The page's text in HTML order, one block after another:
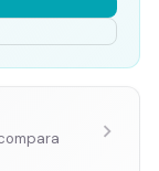
chevron_right